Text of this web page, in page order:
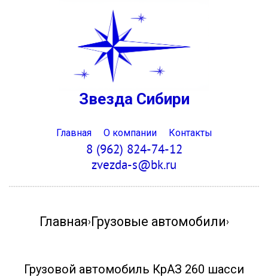
Звезда Сибири
Главная О компании Контакты
8 (962) 824-74-12
zvezda-s@bk.ru
Главная›Грузовые автомобили›
Грузовой автомобиль КрАЗ 260 шасси